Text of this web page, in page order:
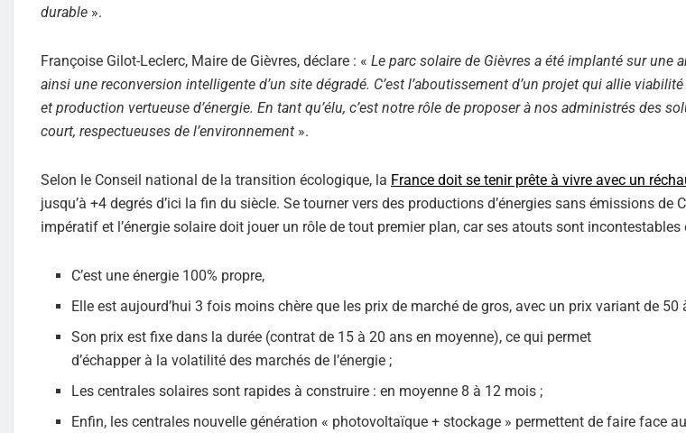
durable ».
Françoise Gilot-Leclerc, Maire de Gièvres, déclare : « Le parc solaire de Gièvres a été implanté sur une
ainsi une reconversion intelligente d’un site dégradé. C’est l’aboutissement d’un projet qui allie
et production vertueuse d’énergie. En tant qu’élu, c’est notre rôle de proposer à nos administrés des
court, respectueuses de l’environnement ».
Selon le Conseil national de la transition écologique, la France doit se tenir prête à vivre avec un
jusqu’à +4 degrés d’ici la fin du siècle. Se tourner vers des productions d’énergies sans émissions de
impératif et l’énergie solaire doit jouer un rôle de tout premier plan, car ses atouts sont incontestables
C’est une énergie 100% propre,
Elle est aujourd’hui 3 fois moins chère que les prix de marché de gros, avec un prix variant de 50
Son prix est fixe dans la durée (contrat de 15 à 20 ans en moyenne), ce qui permet
d’échapper à la volatilité des marchés de l’énergie ;
Les centrales solaires sont rapides à construire : en moyenne 8 à 12 mois ;
Enfin, les centrales nouvelle génération « photovoltaïque + stockage » permettent de faire face